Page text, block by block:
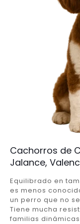
Cachorros de
Jalance,
Equilibrado en
es menos
un perro que no
Tiene mucha
familias